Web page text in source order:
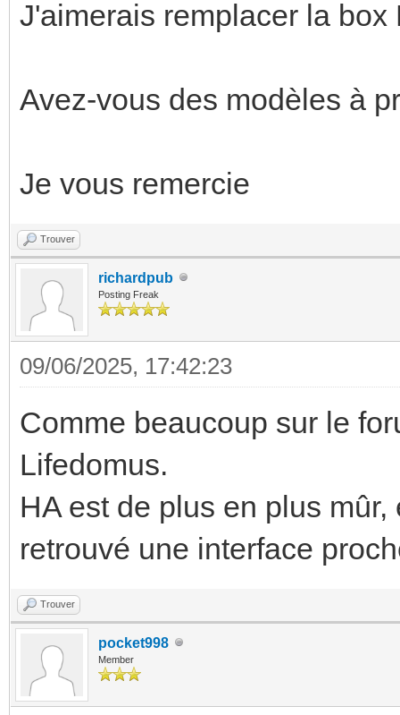
J'aimerais remplacer la box
Avez-vous des modèles à
Je vous remercie
Trouver
richardpub
Posting Freak
09/06/2025, 17:42:23
Comme beaucoup sur le
Lifedomus.
HA est de plus en plus
retrouvé une interface
Trouver
pocket998
Member